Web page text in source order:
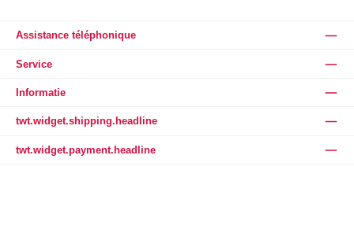
Assistance téléphonique
Service
Informatie
twt.widget.shipping.headline
twt.widget.payment.headline